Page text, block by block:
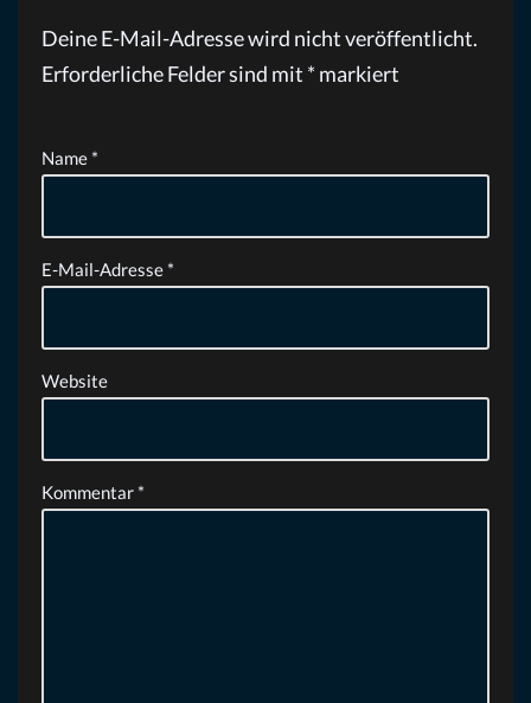
Deine E-Mail-Adresse wird nicht veröffentlicht.
Erforderliche Felder sind mit * markiert
Name *
E-Mail-Adresse *
Website
Kommentar *